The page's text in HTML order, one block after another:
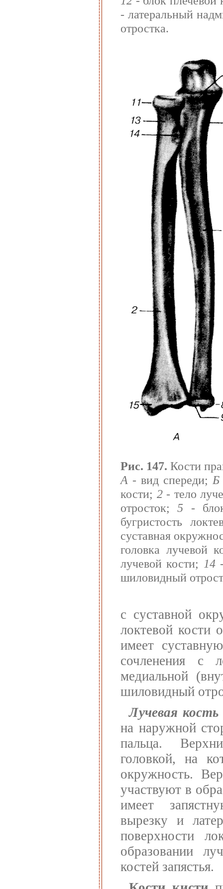
- латеральный
отростка.
Рис. 147. Кости
А - вид спереди; Б
кости; 2- тело
отросток;5 -
бугристость
суставная
головка лучевой
лучевой кости; 14-
шиловидный
с суставной
локтевой кости
имеет
сочленения с
медиальной
шиловидный
Лучевая кость
на наружной
пальца.
головкой, на
окружность.
участвуют в
имеет
вырезку и
поверхности
образовании
костей запястья.